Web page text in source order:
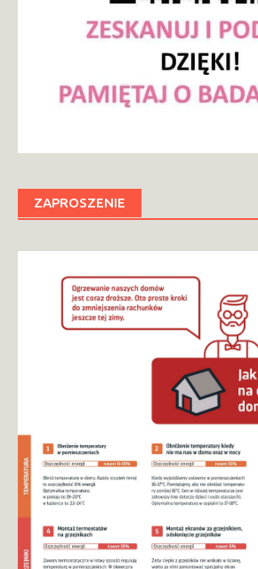
ZAPROSZENIE